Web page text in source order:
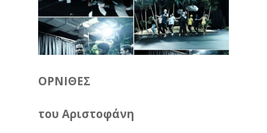
ΟΡΝΙΘΕΣ
του Αριστοφάνη